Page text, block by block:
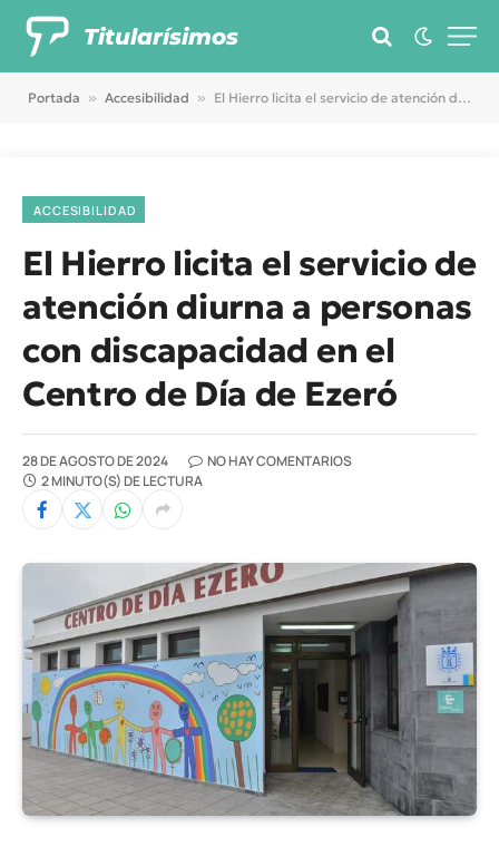
Titularísimos
Portada » Accesibilidad » El Hierro licita el servicio de atención diurna a personas con discapacidad en el Centro de Día de Ezeró
ACCESIBILIDAD
El Hierro licita el servicio de
atención diurna a personas
con discapacidad en el
Centro de Día de Ezeró
28 DE AGOSTO DE 2024
NO HAY COMENTARIOS
2 MINUTO(S) DE LECTURA